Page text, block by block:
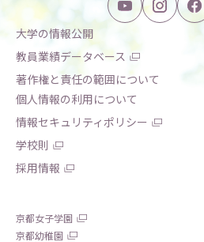
大学の情報公開
教員業績データベース
著作権と責任の範囲について
個人情報の利用について
情報セキュリティポリシー
学校則
採用情報
京都女子学園
京都幼稚園